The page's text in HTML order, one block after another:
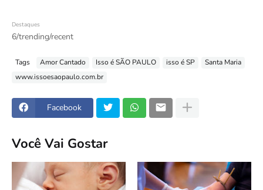
Destaques
6/trending/recent
Tags Amor Cantado Isso é SÃO PAULO isso é SP
Santa Maria
www.issoesaopaulo.com.br
Facebook
Você Vai Gostar